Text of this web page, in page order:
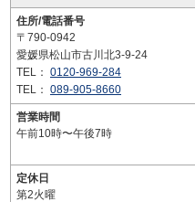
住所/電話番号
〒790-0942
愛媛県松山市古川北3-9-24
TEL： 0120-969-284
TEL： 089-905-8660
営業時間
午前10時〜午後7時
定休日
第2火曜